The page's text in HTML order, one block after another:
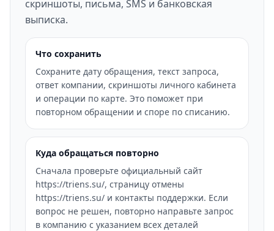
скриншоты, письма, SMS и банковская
выписка.
Что сохранить
Сохраните дату обращения, текст запроса,
ответ компании, скриншоты личного кабинета
и операции по карте. Это поможет при
повторном обращении и споре по списанию.
Куда обращаться повторно
Сначала проверьте официальный сайт
https://triens.su/, страницу отмены
https://triens.su/ и контакты поддержки. Если
вопрос не решен, повторно направьте запрос
в компанию с указанием всех деталей